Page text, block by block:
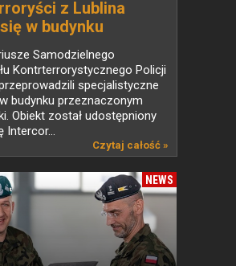
z Lublina
w budynku
do rozbiórki
Samodzielnego
Kontrterrorystycznego Policji
specjalistyczne
budynku przeznaczonym
Obiekt został udostępniony
Intercor...
Czytaj całość »
NEWS